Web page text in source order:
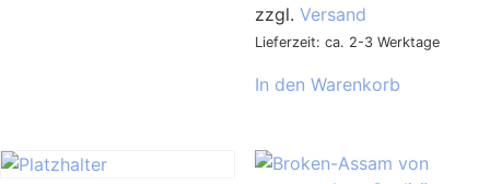
zzgl. Versand
Lieferzeit: ca. 2-3 Werktage
In den Warenkorb